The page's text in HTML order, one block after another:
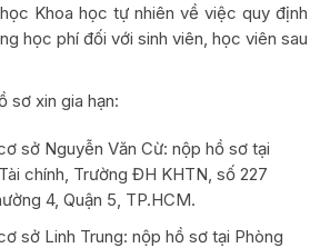
Khoa học tự nhiên về việc quy định
học phí đối với sinh viên, học viên sau
sơ xin gia hạn:
sở Nguyễn Văn Cừ: nộp hồ sơ tại
chính, Trường ĐH KHTN, số 227
4, Quận 5, TP.HCM.
sở Linh Trung: nộp hồ sơ tại Phòng